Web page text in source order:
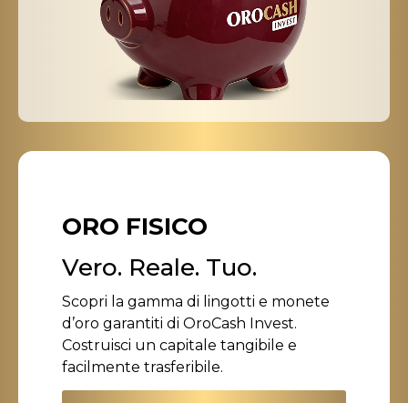
ORO FISICO
Vero. Reale. Tuo.
Scopri la gamma di lingotti e monete
d’oro garantiti di OroCash Invest.
Costruisci un capitale tangibile e
facilmente trasferibile.